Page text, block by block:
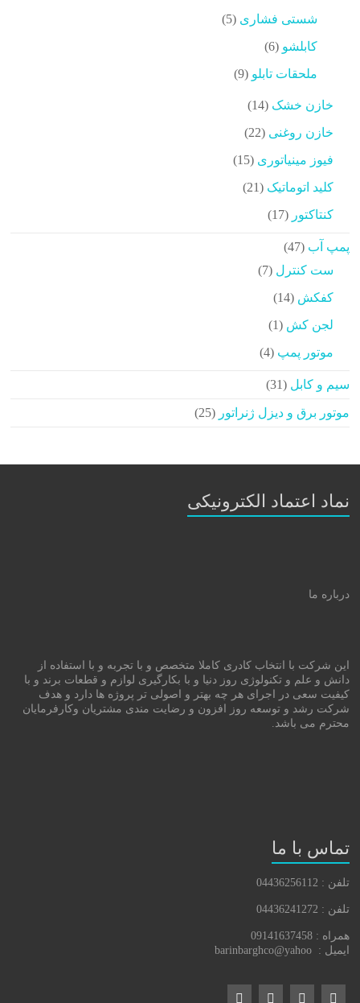
شستی فشاری 5
5
کابلشو 6
6
محصولات
ملحقات تابلو 9
9
خازن خشک
14
14
خازن روغنی 22
22
فیوز مینیاتوری 15
15
کلید اتوماتیک 21
21
کنتاکتور 17
17
پمپ آب
47
47
محصولاتست کنترل 7
7
کفکش 14
14
لجن کش 1
1
موتور پمپ 4
4
سیم و کابل
31
31
موتور برق و دیزل ژنراتور 25
25
نماد اعتماد الکترونیکی
درباره ما
این شرکت با انتخاب کادری کاملا متخصص و با تجربه و با استفاده از
دانش و علم و تکنولوژی روز دنیا و با بکارگیری لوازم و قطعات برند و با
کیفیت سعی در اجرای هر چه بهتر و اصولی تر پروژه ها دارد و هدف
شرکت رشد و توسعه روز افزون و رضایت مندی مشتریان وکارفرمایان
محترم می باشد.
تماس با ما
تلفن : 04436256112
تلفن : 04436241272
همراه : 09141637458
ایمیل : barinbarghco@yahoo